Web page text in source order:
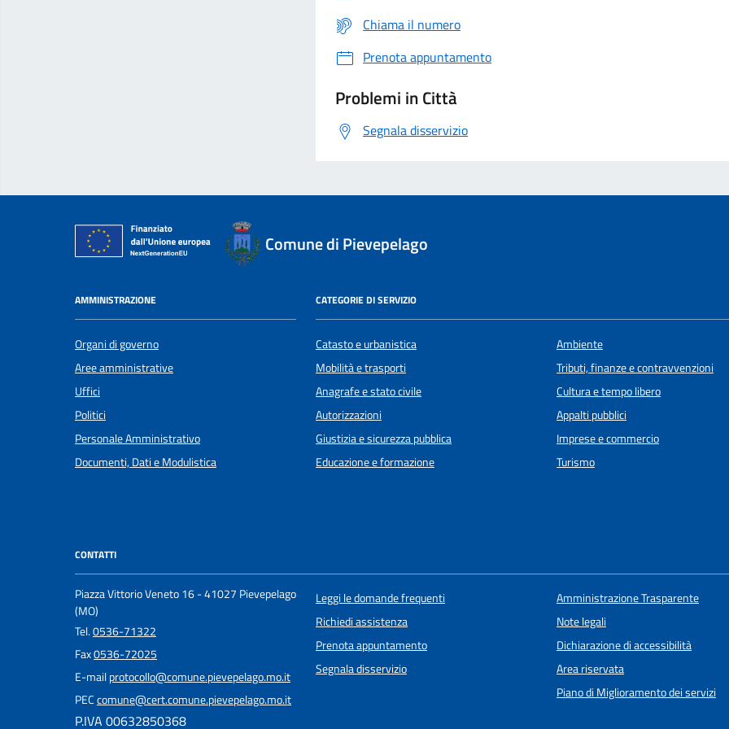
Chiama il numero
Prenota appuntamento
Problemi in Città
Segnala disservizio
Comune di Pievepelago
AMMINISTRAZIONE
Organi di governo
Aree amministrative
Uffici
Politici
Personale Amministrativo
Documenti, Dati e Modulistica
CATEGORIE DI SERVIZIO
Catasto e urbanistica
Mobilità e trasporti
Anagrafe e stato civile
Autorizzazioni
Giustizia e sicurezza pubblica
Educazione e formazione
Ambiente
Tributi, finanze e contravvenzioni
Cultura e tempo libero
Appalti pubblici
Imprese e commercio
Turismo
CONTATTI
Piazza Vittorio Veneto 16 - 41027 Pievepelago
(MO)
Tel.0536-71322
Fax0536-72025
E-mailprotocollo@comune.pievepelago.mo.it
PECcomune@cert.comune.pievepelago.mo.it
P.IVA 00632850368
Leggi le domande frequenti
Richiedi assistenza
Prenota appuntamento
Segnala disservizio
Amministrazione Trasparente
Note legali
Dichiarazione di accessibilità
Area riservata
Piano di Miglioramento dei servizi